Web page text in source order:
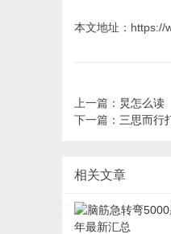
本文地址：https://
上一篇： 炅怎么读
下一篇： 三思而行
相关文章